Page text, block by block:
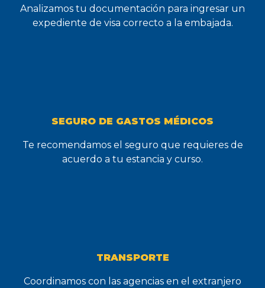
Analizamos tu documentación para ingresar un
expediente de visa correcto a la embajada.
SEGURO DE GASTOS MÉDICOS
Te recomendamos el seguro que requieres de
acuerdo a tu estancia y curso.
TRANSPORTE
Coordinamos con las agencias en el extranjero